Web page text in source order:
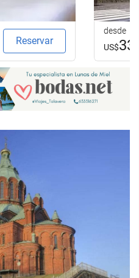
Reservar
desde
US$